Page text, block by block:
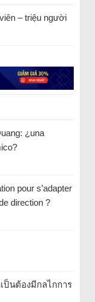
– triệu người
¿una
pour s’adapter
direction ?
ป็นต้องมีกลไกการ